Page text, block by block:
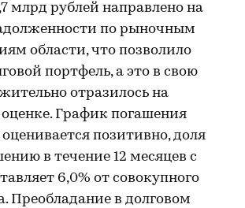
млрд рублей направлено на
по рыночным
области, что позволило
портфель, а это в свою
отразилось на
График погашения
оценивается позитивно, доля
в течение 12 месяцев с
6,0% от совокупного
Преобладание в долговом